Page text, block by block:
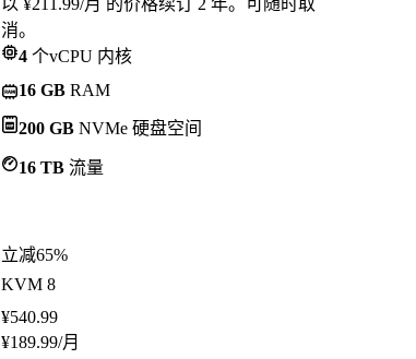
消。
4 个vCPU 内核
16 GB RAM
200 GB NVMe 硬盘空间
16 TB 流量
立减65%
KVM 8
¥540.99
¥189.99/月